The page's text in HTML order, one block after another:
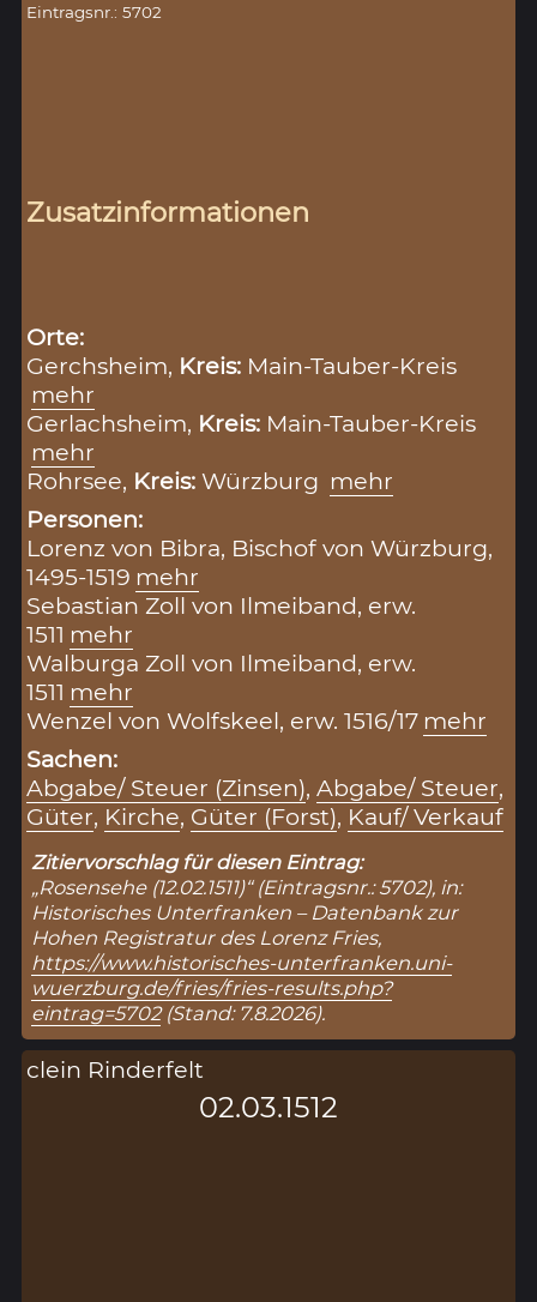
Eintragsnr.: 5702
Zusatzinformationen
Orte:
Gerchsheim, Kreis: Main-Tauber-Kreis
mehr
Gerlachsheim, Kreis: Main-Tauber-Kreis
mehr
Rohrsee, Kreis:Würzburg mehr
Personen:
Lorenz von Bibra, Bischof von Würzburg,
1495-1519 mehr
Sebastian Zoll von Ilmeiband, erw.
1511 mehr
Walburga Zoll von Ilmeiband, erw.
1511 mehr
Wenzel von Wolfskeel, erw. 1516/17 mehr
Sachen:
Abgabe/ Steuer (Zinsen),Abgabe/ Steuer,
Güter, Kirche, Güter (Forst), Kauf/ Verkauf
Zitiervorschlag für diesen Eintrag:
„Rosensehe (12.02.1511)“ (Eintragsnr.: 5702), in:
Historisches Unterfranken – Datenbank zur
Hohen Registratur des Lorenz Fries,
https://www.historisches-unterfranken.uni-
wuerzburg.de/fries/fries-results.php?
eintrag=5702(Stand: 7.8.2026).
clein Rinderfelt
02.03.1512